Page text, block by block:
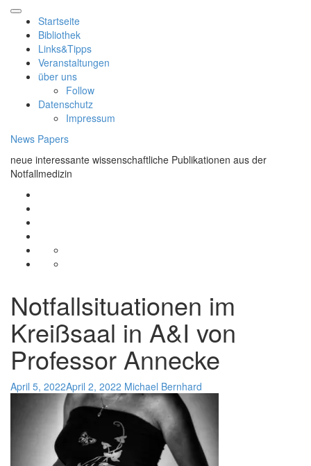
Skip
content
Startseite
Bibliothek
Links&Tipps
Veranstaltungen
über uns
Follow
Datenschutz
Impressum
News Papers
neue interessante wissenschaftliche Publikationen aus der
Notfallmedizin
über
Datenschutz
Notfallsituationen im
Kreißsaal in A&I von
Professor Annecke
April 5, 2022April 2, 2022 Michael Bernhard